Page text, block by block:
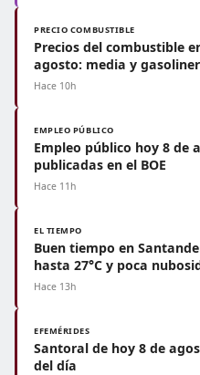
PRECIO COMBUSTIBLE
Precios del combustible
agosto: media y
Hace 10h
EMPLEO PÚBLICO
Empleo público hoy 8 de
publicadas en el BOE
Hace 11h
EL TIEMPO
Buen tiempo en
hasta 27°C y poca
Hace 13h
EFEMÉRIDES
Santoral de hoy 8 de
del día